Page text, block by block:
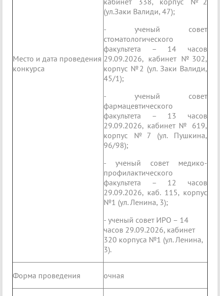
Место и дата проведения
конкурса
(ул.Заки Валиди, 47);
- ученый совет
стоматологического
факультета – 14 часов
29.09.2026, кабинет №302,
корпус №2 (ул. Заки Валиди,
45/1);
- ученый совет
фармацевтического
факультета – 13 часов
29.09.2026, кабинет № 619,
корпус №7 (ул. Пушкина,
96/98);
- ученый совет медико-
профилактического
факультета – 12 часов
29.09.2026, каб. 115, корпус
№1 (ул. Ленина, 3);
- ученый совет ИРО – 14
часов 29.09.2026, кабинет
320 корпуса №1 (ул. Ленина,
3).
Форма проведения очная